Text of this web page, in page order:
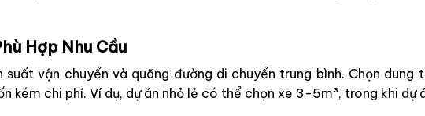
Hợp Nhu Cầu
vận chuyển và quãng đường di chuyển trung bình. Chọn dung
kém chi phí. Ví dụ, dự án nhỏ lẻ có thể chọn xe 3-5m³, trong khi dự